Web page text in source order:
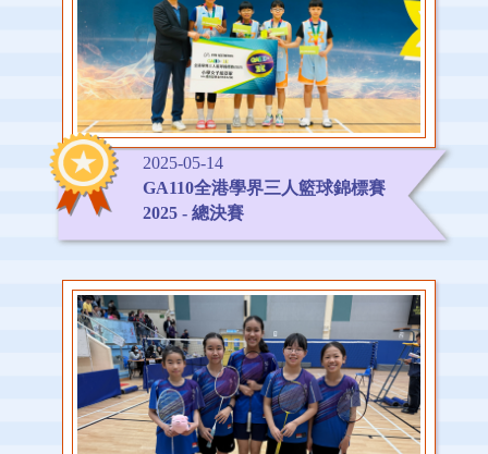
2025-05-14
GA110全港學界三人籃球錦標賽
2025 - 總決賽